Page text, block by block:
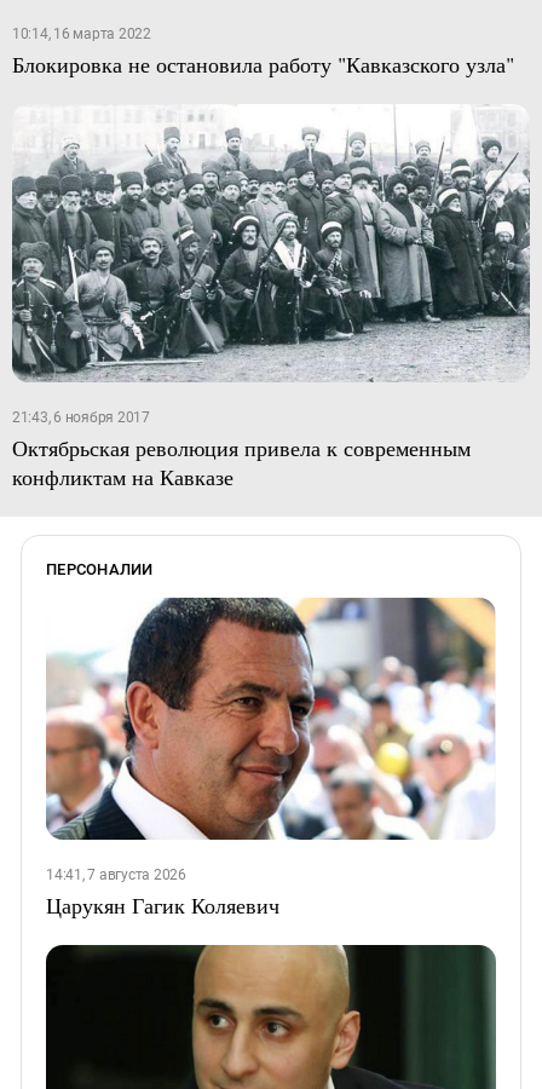
10:14, 16 марта 2022
Блокировка не остановила работу "Кавказского узла"
21:43, 6 ноября 2017
Октябрьская революция привела к современным
конфликтам на Кавказе
ПЕРСОНАЛИИ
14:41, 7 августа 2026
Царукян Гагик Коляевич